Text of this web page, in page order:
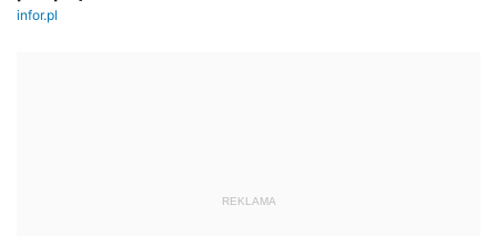
REKLAMA